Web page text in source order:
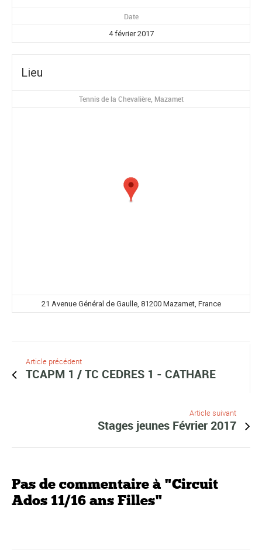
Date
4 février 2017
Lieu
Tennis de la Chevalière, Mazamet
21 Avenue Général de Gaulle, 81200 Mazamet, France
Article précédent
TCAPM 1 / TC CEDRES 1 - CATHARE
Article suivant
Stages jeunes Février 2017
Pas de commentaire à "Circuit
Ados 11/16 ans Filles"